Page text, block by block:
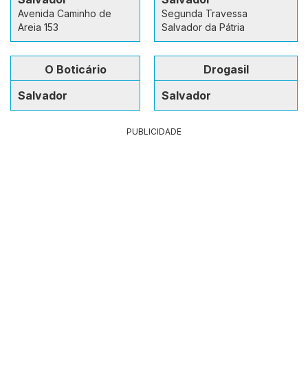
Avenida Caminho de
Areia 153
Segunda Travessa
Salvador da Pátria
O Boticário
Salvador
Drogasil
Salvador
PUBLICIDADE